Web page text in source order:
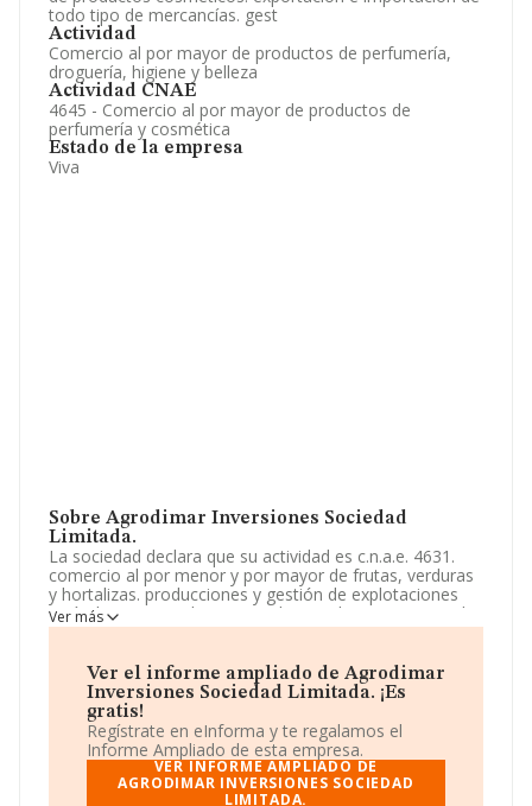
todo tipo de mercancías. gest
Actividad
Comercio al por mayor de productos de perfumería,
droguería, higiene y belleza
Actividad CNAE
4645 - Comercio al por mayor de productos de
perfumería y cosmética
Estado de la empresa
Viva
Sobre Agrodimar Inversiones Sociedad
Limitada.
La sociedad declara que su actividad es c.n.a.e. 4631.
comercio al por menor y por mayor de frutas, verduras
y hortalizas. producciones y gestión de explotaciones
agrícolas. intermediario en todo tipo de operaciones de
comercio. formación. comercialización de productos
mercancías. gest. La empresa es una Sociedad Limitada.
La actividad de referencia CNAE corresponde a
'Comercio al por mayor de productos perfumería y
cosmética', cuyo Código es 4645. La sociedad es
importadora y exportadora.
El número de empleados ha bajado un 33% y teniendo
Ver más
Ver el informe ampliado de Agrodimar
Inversiones Sociedad Limitada. ¡Es
gratis!
Regístrate en eInforma y te regalamos el
Informe Ampliado de esta empresa.
VER INFORME AMPLIADO DE
AGRODIMAR INVERSIONES SOCIEDAD
LIMITADA.